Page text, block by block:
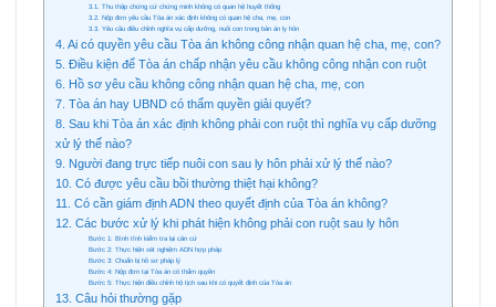
3.1. Thu thập chứng cứ chứng minh không có quan hệ huyết thống
3.2. Nộp đơn yêu cầu Tòa án xác định không có quan hệ cha, mẹ, con
3.3. Yêu cầu điều chỉnh nghĩa vụ cấp dưỡng, nuôi con trong bản án ly hôn
4. Ai có quyền yêu cầu Tòa án không công nhận quan hệ cha, mẹ, con?
5. Điều kiện để Tòa án chấp nhận yêu cầu không công nhận con ruột
6. Hồ sơ yêu cầu không công nhận quan hệ cha, mẹ, con
7. Tòa án hay UBND có thẩm quyền giải quyết?
8. Sau khi Tòa án xác định không phải con ruột thì nghĩa vụ cấp dưỡng
xử lý thế nào?
9. Người đang trực tiếp nuôi con sau ly hôn phải xử lý thế nào?
10. Có được yêu cầu bồi thường thiệt hại không?
11. Có cần giám định ADN theo quyết định của Tòa án không?
12. Các bước xử lý khi phát hiện không phải con ruột sau ly hôn
Bước 1: Bình tĩnh kiểm tra lại căn cứ
Bước 2: Thực hiện xét nghiệm ADN hợp pháp
Bước 3: Chuẩn bị hồ sơ pháp lý
Bước 4: Nộp đơn tại Tòa án có thẩm quyền
Bước 5: Thực hiện điều chỉnh hộ tịch sau khi có quyết định của Tòa án
13. Câu hỏi thường gặp